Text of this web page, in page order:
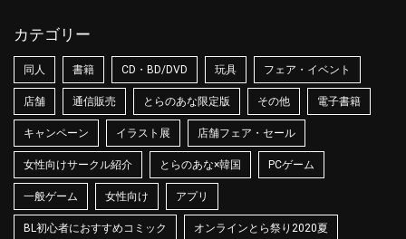
カテゴリー
同人 書籍 CD・BD/DVD 玩具 フェア・イベント
店舗 通信販売 とらのあな限定版 その他 電子書籍
キャンペーン イラスト展 店舗フェア・セール
女性向けサークル紹介 とらのあな×韓国 PCゲーム
一般ゲーム 女性向け アプリ
BL初心者におすすめコミック オンラインとら祭り2020夏